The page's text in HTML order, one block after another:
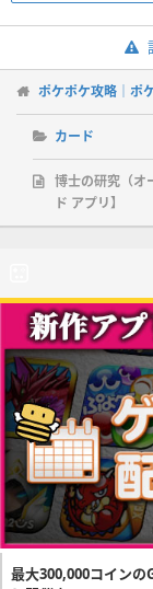
ポケポケ攻略｜ポ
カード
博士の研究（オ
ド アプリ】
最大300,000コイン